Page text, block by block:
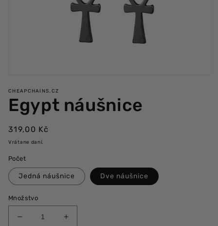
1
v
modálnom
okne
CHEAPCHAINS.CZ
Egypt náušnice
Bežná
cena
319,00 Kč
Vrátane daní.
Počet
Jedná náušnice Dve náušnice
Množstvo
Zvýšiť